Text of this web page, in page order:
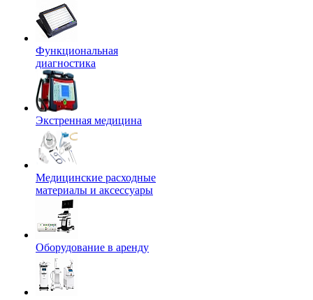
Функциональная
диагностика
Экстренная медицина
Медицинские расходные
материалы и аксессуары
Оборудование в аренду